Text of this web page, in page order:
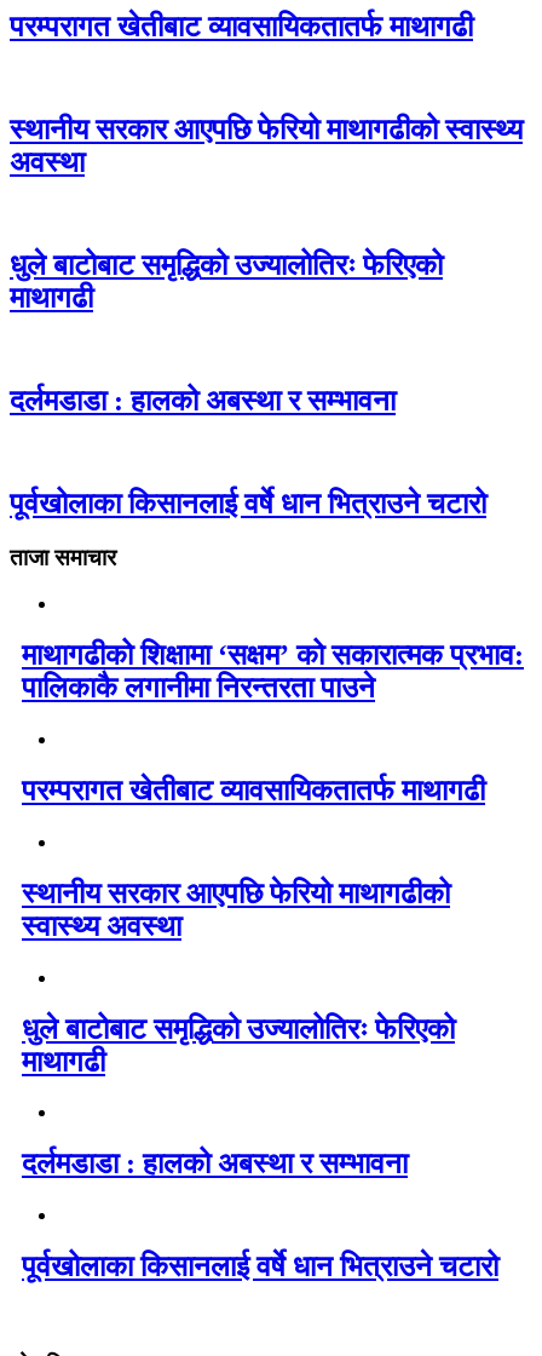
परम्परागत खेतीबाट व्यावसायिकतातर्फ माथागढी
स्थानीय सरकार आएपछि फेरियो माथागढीको स्वास्थ्य
अवस्था
धुले बाटोबाट समृद्धिको उज्यालोतिरः फेरिएको
माथागढी
दर्लमडाडा : हालको अबस्था र सम्भावना
पूर्वखोलाका किसानलाई वर्षे धान भित्राउने चटारो
ताजा समाचार
माथागढीको शिक्षामा ‘सक्षम’ को सकारात्मक प्रभाव:
पालिकाकै लगानीमा निरन्तरता पाउने
परम्परागत खेतीबाट व्यावसायिकतातर्फ माथागढी
स्थानीय सरकार आएपछि फेरियो माथागढीको
स्वास्थ्य अवस्था
धुले बाटोबाट समृद्धिको उज्यालोतिरः फेरिएको
माथागढी
दर्लमडाडा : हालको अबस्था र सम्भावना
पूर्वखोलाका किसानलाई वर्षे धान भित्राउने चटारो